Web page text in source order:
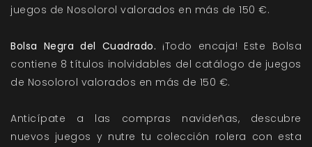
juegos de Nosolorol valorados en más de 150 €.
Bolsa Negra del Cuadrado. ¡Todo encaja! Este Bolsa
contiene 8 títulos inolvidables del catálogo de juegos
de Nosolorol valorados en más de 150 €.
Anticípate a las compras navideñas, descubre
nuevos juegos y nutre tu colección rolera con esta